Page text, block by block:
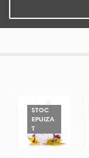
STOC
EPUIZA
T